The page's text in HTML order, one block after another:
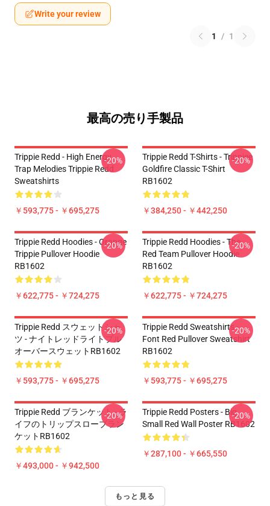
Write your review
1 / 1
最高の売り手製品
Trippie Redd - High Energy
Trap Melodies Trippie Redd
Sweatshirts
￥593,775 - ￥695,275
-20%
Trippie Redd T-Shirts - Trippiee
Goldfire Classic T-Shirt
RB1602
￥384,250 - ￥442,250
-20%
Trippie Redd Hoodies - Orange
Trippie Pullover Hoodie
RB1602
￥622,775 - ￥724,275
-20%
Trippie Redd Hoodies - The
Red Team Pullover Hoodie
RB1602
￥622,775 - ￥724,275
-20%
Trippie Redd スウェットシャ
ツ - ナイトレッドライトプル
オーバースウェットRB1602
￥593,775 - ￥695,275
-20%
Trippie Redd Sweatshirts -
Font Red Pullover Sweatshirt
RB1602
￥593,775 - ￥695,275
-20%
Trippie Redd ブランケット - ラ
イフのトリップスローブラン
ケットRB1602
￥493,000 - ￥942,500
-20%
Trippie Redd Posters - Big
Small Red Wall Poster RB1602
￥287,100 - ￥665,550
-20%
もっと見る